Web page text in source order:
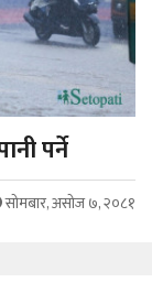
पर्ने
सोमबार, असोज ७, २०८१